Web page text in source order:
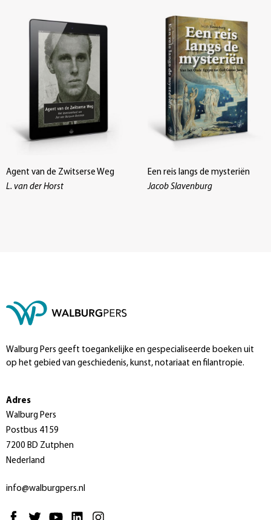
Agent van de Zwitserse Weg
L. van der Horst
Een reis langs de mysteriën
Jacob Slavenburg
Walburg Pers geeft toegankelijke en gespecialiseerde boeken uit
op het gebied van geschiedenis, kunst, notariaat en filantropie.
Adres
Walburg Pers
Postbus 4159
7200 BD Zutphen
Nederland
info@walburgpers.nl